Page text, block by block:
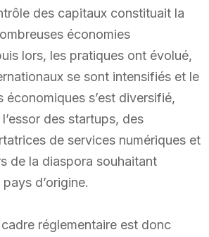
des capitaux constituait la
économies
lors, les pratiques ont évolué,
se sont intensifiés et le
économiques s’est diversifié,
des startups, des
de services numériques et
de la diaspora souhaitant
d’origine.
réglementaire est donc